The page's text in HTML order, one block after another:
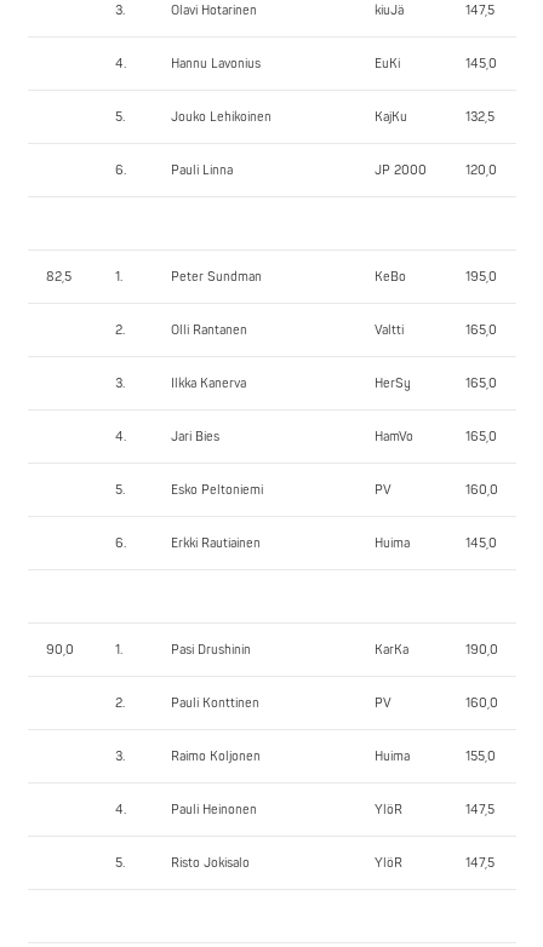
3. Olavi Hotarinen kiuJä 147,5
4. Hannu Lavonius EuKi 145,0
5. Jouko Lehikoinen KajKu 132,5
6. Pauli Linna JP 2000 120,0
82,5 1. Peter Sundman KeBo 195,0
2. Olli Rantanen Valtti 165,0
3. Ilkka Kanerva HerSy 165,0
4. Jari Bies HamVo 165,0
5. Esko Peltoniemi PV 160,0
6. Erkki Rautiainen Huima 145,0
90,0 1. Pasi Drushinin KarKa 190,0
2. Pauli Konttinen PV 160,0
3. Raimo Koljonen Huima 155,0
4. Pauli Heinonen YlöR 147,5
5. Risto Jokisalo YlöR 147,5